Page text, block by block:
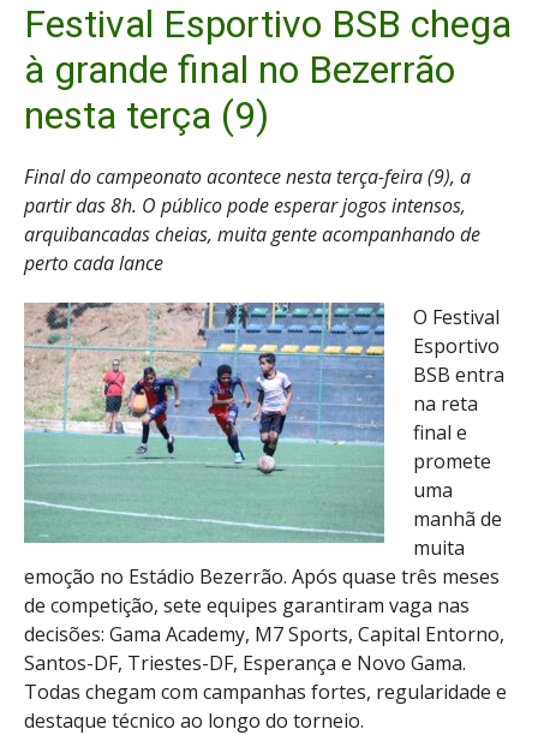
Festival Esportivo BSB chega
à grande final no Bezerrão
nesta terça (9)
Final do campeonato acontece nesta terça-feira (9), a
partir das 8h. O público pode esperar jogos intensos,
arquibancadas cheias, muita gente acompanhando de
perto cada lance
O Festival
Esportivo
BSB entra
na reta
final e
promete
uma
manhã de
muita
emoção no Estádio Bezerrão. Após quase três meses
de competição, sete equipes garantiram vaga nas
decisões: Gama Academy, M7 Sports, Capital Entorno,
Santos-DF, Triestes-DF, Esperança e Novo Gama.
Todas chegam com campanhas fortes, regularidade e
destaque técnico ao longo do torneio.